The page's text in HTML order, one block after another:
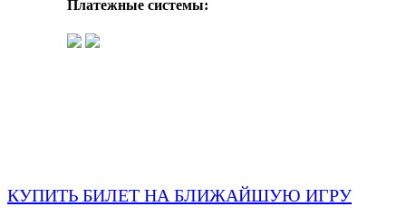
Платежные системы:
КУПИТЬ БИЛЕТ НА БЛИЖАЙШУЮ ИГРУ